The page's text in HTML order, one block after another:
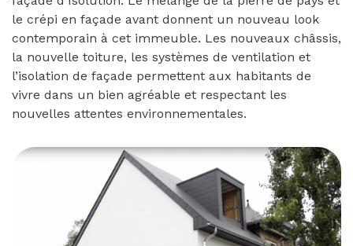
le crépi en façade avant donnent un nouveau look
contemporain à cet immeuble. Les nouveaux châssis,
la nouvelle toiture, les systèmes de ventilation et
l’isolation de façade permettent aux habitants de
vivre dans un bien agréable et respectant les
nouvelles attentes environnementales.